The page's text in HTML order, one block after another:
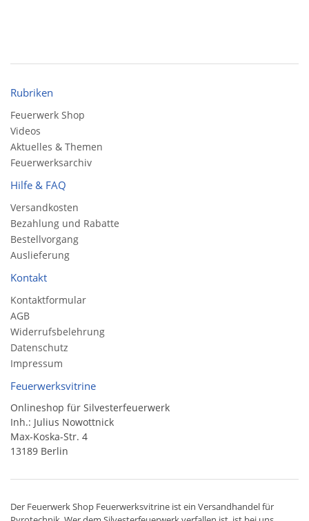
Rubriken
Feuerwerk Shop
Videos
Aktuelles & Themen
Feuerwerksarchiv
Hilfe & FAQ
Versandkosten
Bezahlung und Rabatte
Bestellvorgang
Auslieferung
Kontakt
Kontaktformular
AGB
Widerrufsbelehrung
Datenschutz
Impressum
Feuerwerksvitrine
Onlineshop für Silvesterfeuerwerk
Inh.: Julius Nowottnick
Max-Koska-Str. 4
13189 Berlin
Der Feuerwerk Shop Feuerwerksvitrine ist ein Versandhandelfür